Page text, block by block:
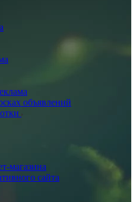
объявлений
магазина
сайта